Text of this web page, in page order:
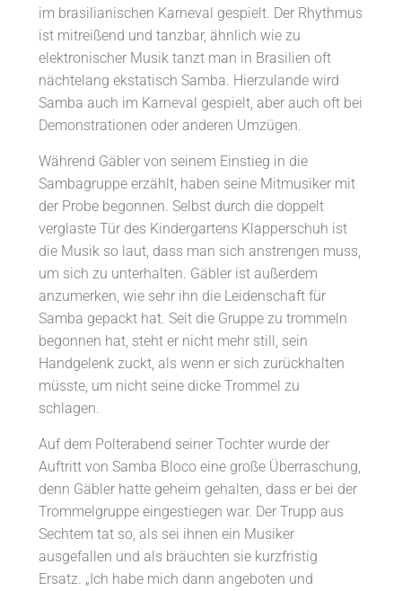
im brasilianischen Karneval gespielt. Der Rhythmus
ist mitreißend und tanzbar, ähnlich wie zu
elektronischer Musik tanzt man in Brasilien oft
nächtelang ekstatisch Samba. Hierzulande wird
Samba auch im Karneval gespielt, aber auch oft bei
Demonstrationen oder anderen Umzügen.
Während Gäbler von seinem Einstieg in die
Sambagruppe erzählt, haben seine Mitmusiker mit
der Probe begonnen. Selbst durch die doppelt
verglaste Tür des Kindergartens Klapperschuh ist
die Musik so laut, dass man sich anstrengen muss,
um sich zu unterhalten. Gäbler ist außerdem
anzumerken, wie sehr ihn die Leidenschaft für
Samba gepackt hat. Seit die Gruppe zu trommeln
begonnen hat, steht er nicht mehr still, sein
Handgelenk zuckt, als wenn er sich zurückhalten
müsste, um nicht seine dicke Trommel zu
schlagen.
Auf dem Polterabend seiner Tochter wurde der
Auftritt von Samba Bloco eine große Überraschung,
denn Gäbler hatte geheim gehalten, dass er bei der
Trommelgruppe eingestiegen war. Der Trupp aus
Sechtem tat so, als sei ihnen ein Musiker
ausgefallen und als bräuchten sie kurzfristig
Ersatz. „Ich habe mich dann angeboten und